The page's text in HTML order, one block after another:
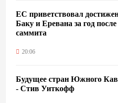
ЕС приветствовал
Баку и Еревана за год
саммита
20:06
Будущее стран Южного
- Стив Уиткофф